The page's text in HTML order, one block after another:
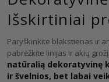
Išskirtiniai
Paryškinkite blakstienas ir
pabrėžkite linijas ir akių
natūralią dekoratyvinę
ir švelnios, bet labai